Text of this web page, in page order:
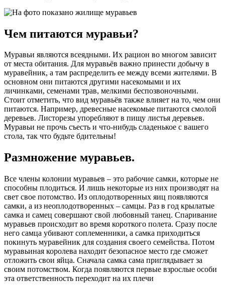
Чем питаются муравьи?
Муравьи являются всеядными. Их рацион во многом зависит
от места обитания. Для муравьёв важно принести добычу в
муравейник, а там распределить ее между всеми жителями. В
основном они питаются другими насекомыми и их
личинками, семенами трав, мелкими беспозвоночными.
Стоит отметить, что вид муравьёв также влияет на то, чем они
питаются. Например, древесные насекомые питаются смолой
деревьев. Листорезы упоребляют в пищу листья деревьев.
Муравьи не прочь съесть и что-нибудь сладенькое с вашего
стола, так что будьте бдительны!
Размножение муравьев.
Все члены колонии муравьев – это рабочие самки, которые не
способны плодиться. И лишь некоторые из них производят на
свет свое потомство. Из оплодотворенных яиц появляются
самки, а из неоплодотворенных – самцы. Раз в год крылатые
самка и самец совершают свой любовный танец. Спаривание
муравьев происходит во время короткого полета. Сразу после
него самца убивают соплеменники, а самка приходиться
покинуть муравейник для создания своего семейства. Потом
муравьиная королева находит безопасное место где сможет
отложить свои яйца. Сначала самка сама приглядывает за
своим потомством. Когда появляются первые взрослые особи
эта ответственность переходит на их плечи